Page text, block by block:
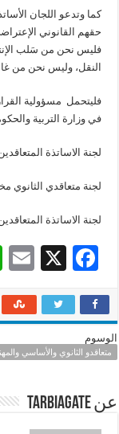
كما وتدعو اللجان
حقهم القانوني
فليس نحن من سَلب
النقل، وليس نحن من
فليتحمل مسؤولية
في وزارة التربية
لجنة الاساتذة
لجنة متعاقدي الثانوي
لجنة الاساتذة
F
e
o
k
X
الوسوم
متعاقدو الثانوي والأساسي
عن tarbiagate